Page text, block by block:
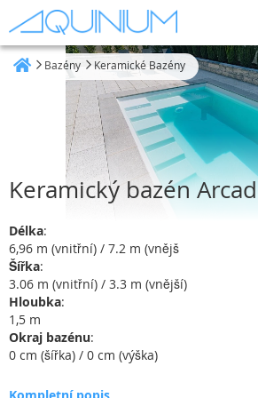
Bazény Keramické Bazény
Keramický bazén
Délka:
6,96 m (vnitřní) / 7.2 m (vnějš
Šířka:
3.06 m (vnitřní) / 3.3 m (vnější)
Hloubka:
1,5 m
Okraj bazénu:
0 cm (šířka) / 0 cm (výška)